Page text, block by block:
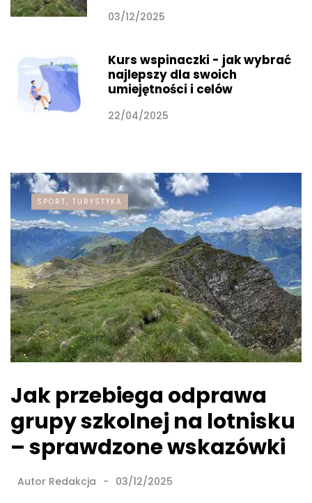
03/12/2025
Kurs wspinaczki - jak wybrać
najlepszy dla swoich
umiejętności i celów
22/04/2025
SPORT, TURYSTYKA
Jak przebiega odprawa
grupy szkolnej na lotnisku
– sprawdzone wskazówki
Autor Redakcja 03/12/2025